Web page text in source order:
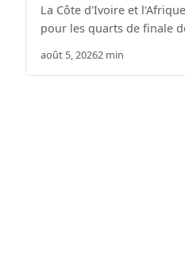
La Côte d'Ivoire et
pour les quarts de finale
août 5, 20262 min